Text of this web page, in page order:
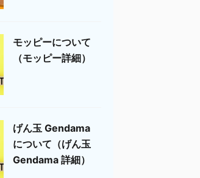
モッピーについて
（モッピー詳細）
げん玉 Gendama
について（げん玉
Gendama 詳細）